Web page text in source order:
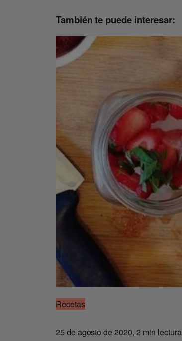
También te puede interesar:
Recetas
25 de agosto de 2020, 2 min lectura